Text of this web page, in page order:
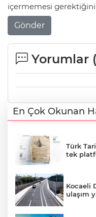
içermemesi gerektiğini
Gönder
Yorumlar (
En Çok Okunan
Türk
tek
Kocaeli
ulaşım